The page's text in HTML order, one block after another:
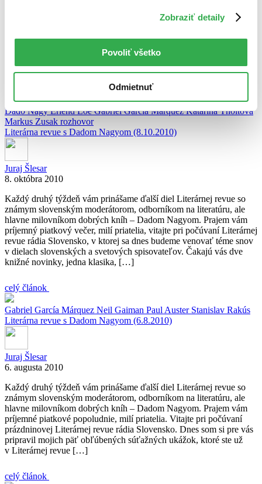
Zobraziť detaily
Povoliť všetko
Odmietnuť
slávneho kolumbijského spisovateľa Gabriela García Márqueza
základe odporúčania politika. Konkrétne vodcu opozície Míra
Husajna Musávího, ktorý prehlásil, že kniha dokonale opisuje jeho
Dado NagyErlend LoeGabriel García MárquezKatarína Tholtová
Markus Zusak rozhovor
Literárna revue s Dadom Nagyom (8.10.2010)
Juraj Šlesar
8. októbra 2010
Každý druhý týždeň vám prinášame ďalší diel Literárnej revue so
známym slovenským moderátorom, odborníkom na literatúru, ale
hlavne milovníkom dobrých kníh – Dadom Nagyom. Prajem vám
príjemný piatkový večer, milí priatelia, vitajte pri počúvaní Literárnej
revue rádia Slovensko, v ktorej sa dnes budeme venovať téme snov
v dielach slovenských a svetových spisovateľov. Čakajú vás dve
knižné novinky, jedna klasika, […]
celý článok
Gabriel García Márquez Neil Gaiman Paul Auster Stanislav Rakús
Literárna revue s Dadom Nagyom (6.8.2010)
Juraj Šlesar
6. augusta 2010
Každý druhý týždeň vám prinášame ďalší diel Literárnej revue so
známym slovenským moderátorom, odborníkom na literatúru, ale
hlavne milovníkom dobrých kníh – Dadom Nagyom. Prajem vám
príjemné piatkové popoludnie, milí priatelia. Vitajte pri počúvaní
prázdninovej Literárnej revue rádia Slovensko. Dnes som si pre vás
pripravil mojich päť obľúbených súťažných ukážok, ktoré ste už
v Literárnej revue […]
celý článok